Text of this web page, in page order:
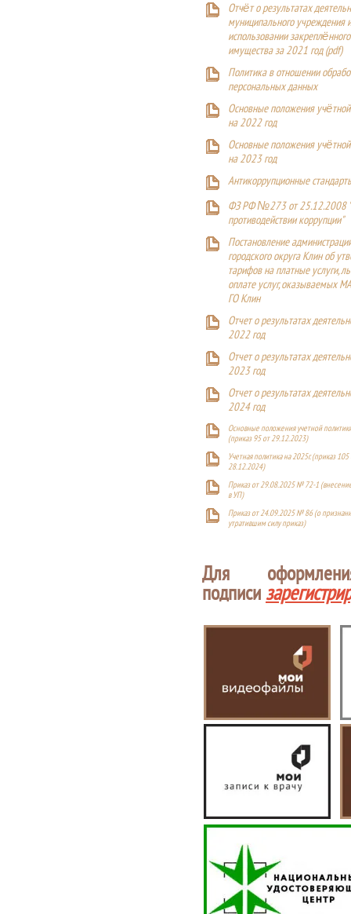
Отчёт о результатах
муниципального учреждения
использовании
имущества за 2021 год (pdf)
Политика в отношении
персональных данных
Основные положения
на 2022 год
Основные положения
на 2023 год
Антикоррупционные
ФЗ РФ №273 от 25.12.2008
противодействии коррупции"
Постановление
городского округа Клин об
тарифов на платные услуги,
оплате услуг, оказываемых
ГО Клин
Отчет о результатах
2022 год
Отчет о результатах
2023 год
Отчет о результатах
2024 год
Основные положения учетной
(приказ 95 от 29.12.2023)
Учетная политика на 2025г. (приказ 105
28.12.2024)
Приказ от 29.08.2025 № 72-1
в УП)
Приказ от 24.09.2025 № 86 (о
утратившим силу приказ)
Для
подписи